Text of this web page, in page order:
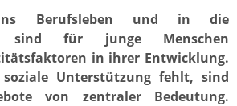
Berufsleben und in die
sind für junge Menschen
in ihrer Entwicklung.
Unterstützung fehlt, sind
von zentraler Bedeutung.